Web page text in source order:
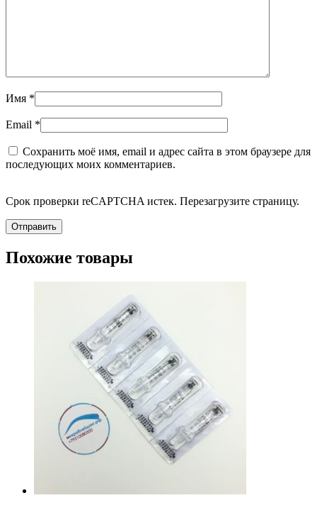
Имя *
Email *
Сохранить моё имя, email и адрес сайта в этом браузере для
последующих моих комментариев.
Срок проверки reCAPTCHA истек. Перезагрузите страницу.
Похожие товары